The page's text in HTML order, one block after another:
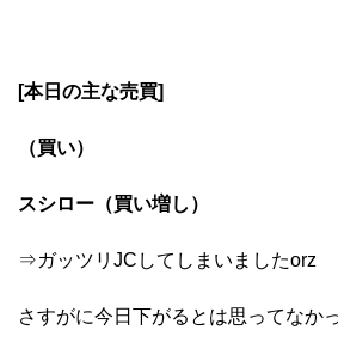
[本日の主な売買]
（買い）
スシロー（買い増し）
⇒ガッツリJCしてしまいましたorz
さすがに今日下がるとは思ってなか